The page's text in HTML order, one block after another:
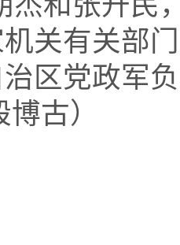
关有关部
区党政军
博古）